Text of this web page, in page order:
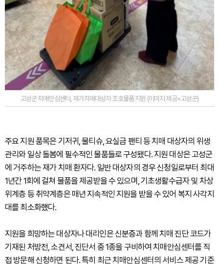
고성군 치매안심센터, 재가치매대상자 조호물품 지원 (이미지 제공=고성군)
주요 지원 품목은 기저귀, 물티슈, 요실금 팬티 등 치매 대상자의 위생
관리와 일상 돌봄에 필수적인 물품들로 구성됐다. 지원 대상은 고성군
에 거주하는 재가 치매 환자다. 일반 대상자의 경우 신청일로부터 최대
1년간 1회에 걸쳐 물품을 제공받을 수 있으며, 기초생활수급자 및 차상
위계층 등 취약계층은 매년 지속적인 지원을 받을 수 있어 복지 사각지
대를 최소화했다.
지원을 희망하는 대상자나 대리인은 신분증과 함께 치매 진단 코드가
기재된 처방전, 소견서, 진단서 중 1종을 구비하여 치매안심센터를 직
접 방문해 신청하면 된다. 특히 최근 치매안심센터의 서비스 제공 기준